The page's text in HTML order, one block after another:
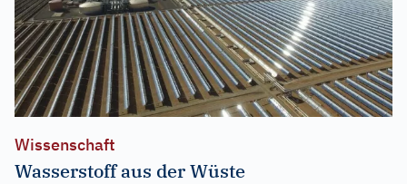
Wissenschaft
Wasserstoff aus der Wüste